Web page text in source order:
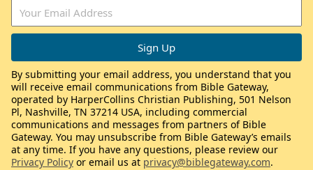
By submitting your email address, you understand that you
will receive email communications from Bible Gateway,
operated by HarperCollins Christian Publishing, 501 Nelson
Pl, Nashville, TN 37214 USA, including commercial
communications and messages from partners of Bible
Gateway. You may unsubscribe from Bible Gateway’s emails
at any time. If you have any questions, please review our
Privacy Policy or email us at privacy@biblegateway.com.